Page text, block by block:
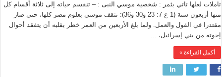
تاملات لعلها تاتي بثمر : شخصية موسي النبى : – تنقسم حياته إلى ثلاثة أقسام كل
منها أربعون سنة (1 ع 7: 23 و30 و36): تثقف موسى بعلوم مصر كلها، حتى صار
مقتدرا في القول والعمل. ولما بلغ الأربعين من العمر خطر بقلبه أن يتفقد أحوال
إخوته من بني إسرائيل، …
أكمل القراءة »